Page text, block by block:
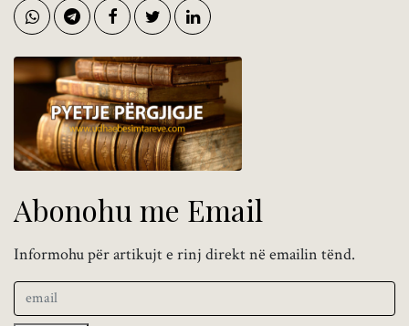
Abonohu me Email
Informohu për artikujt e rinj direkt në emailin tënd.